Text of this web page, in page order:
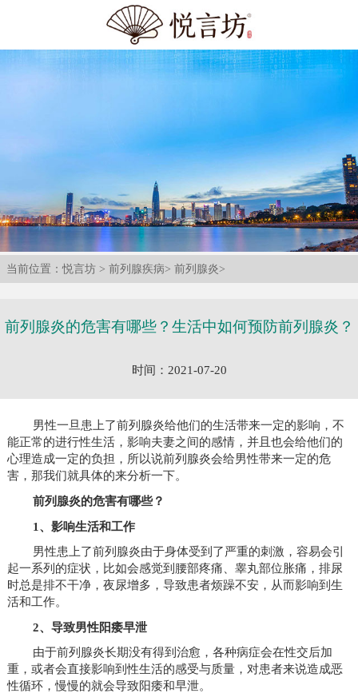
当前位置：悦言坊 > 前列腺疾病> 前列腺炎>
前列腺炎的危害有哪些？生活中如何预防前列腺炎？
时间：2021-07-20
男性一旦患上了前列腺炎给他们的生活带来一定的影响，不
能正常的进行性生活，影响夫妻之间的感情，并且也会给他们的
心理造成一定的负担，所以说前列腺炎会给男性带来一定的危
害，那我们就具体的来分析一下。
前列腺炎的危害有哪些？
1、影响生活和工作
男性患上了前列腺炎由于身体受到了严重的刺激，容易会引
起一系列的症状，比如会感觉到腰部疼痛、睾丸部位胀痛，排尿
时总是排不干净，夜尿增多，导致患者烦躁不安，从而影响到生
活和工作。
2、导致男性阳痿早泄
由于前列腺炎长期没有得到治愈，各种病症会在性交后加
重，或者会直接影响到性生活的感受与质量，对患者来说造成恶
性循环，慢慢的就会导致阳痿和早泄。